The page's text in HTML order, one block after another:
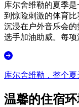
库尔舍维勒的夏季
到惊险刺激的体育
沉浸在户外音乐会
选手加油助威。每项
库尔舍维勒，整个夏
温馨的住宿